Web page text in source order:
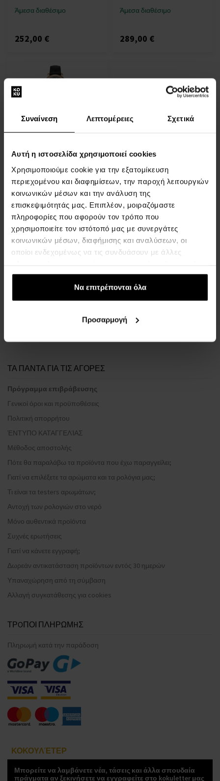
Συναίνεση Λεπτομέρειες Σχετικά
Αυτή η ιστοσελίδα χρησιμοποιεί cookies
Χρησιμοποιούμε cookie για την εξατομίκευση
περιεχομένου και διαφημίσεων, την παροχή λειτουργιών
κοινωνικών μέσων και την ανάλυση της
επισκεψιμότητάς μας. Επιπλέον, μοιραζόμαστε
πληροφορίες που αφορούν τον τρόπο που
χρησιμοποιείτε τον ιστότοπό μας με συνεργάτες
κοινωνικών μέσων, διαφήμισης και αναλύσεων, οι
οποίοι ενδεχομένως να τις συνδυάσουν με άλλες
έχουν συλλέξει σε σχέση με την από μέρους σας χρήση
των υπηρεσιών τους.Να επιτρέπονται όλα
Προσαρμογή
Άμεσα διαθέσιμο
252,00 €
Άμεσα διαθέσιμο
289,00 €
Swarovski 5295377 -
ΡΟΛΟΓΙΑ - Γυναίκες
Άμεσα διαθέσιμο
224,00 €
ΣΧΕΤΙΚΑ ΜΕ ΤΗΝ ΕΤΑΙΡΕΙΑ
ΦΟΡΜΑ ΕΠΙΚΟΙΝΩΝΙΑΣ
ΤΑ ΠΑΝΤΑ ΓΙΑ ΤΙΣ ΑΓΟΡΕΣ
Πρόγραμμα επιβράβευσης
Γενικοί όροι και προϋποθέσεις
Πολιτική απορρήτου
ΈΝΤΥΠΟ ΚΑΤΑΓΓΕΛΊΑΣ
Μέθοδος αποστολής
Πότε θα παραλάβω τα προϊόντα που έχω παραγγείλει;
Γιατί να επιλέξετε τα αρώματα και τα ρολόγια μας;
Τι είναι τα testers αρωμάτων;
Αντοχή των ρολογιών στο νερό
Μόνο αυθεντικά προϊόντα
Συχνές ερωτήσεις
Γιατί να κάνετε εγγραφή;
Δωρεάν αντικατάσταση προϊόντων εντός 30 ημερών
Υπαναχώρηση από τη σύμβαση
Αλλαγή συγκατάθεσης για cookies
ΤΡOΠΟΙ ΠΛΗΡΩΜHΣ
Πληρωμή κατά την παράδοση
ΚΟΚΟΥΛΈΤΕΡ
Μπορείτε να λαμβάνετε νέα, τάσεις και άλλα σπουδαία
πράγματα αν ξεκινήσετε να εγγραφείτε στο kokuletter μας